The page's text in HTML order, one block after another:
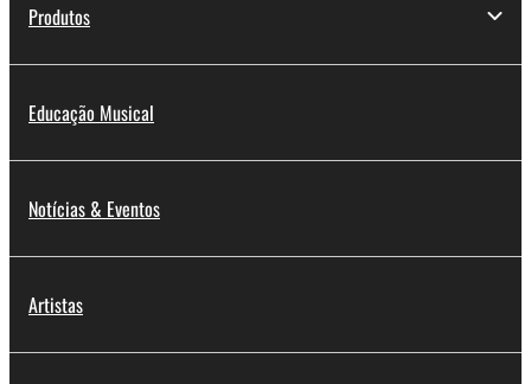
Produtos
Educação Musical
Notícias & Eventos
Artistas